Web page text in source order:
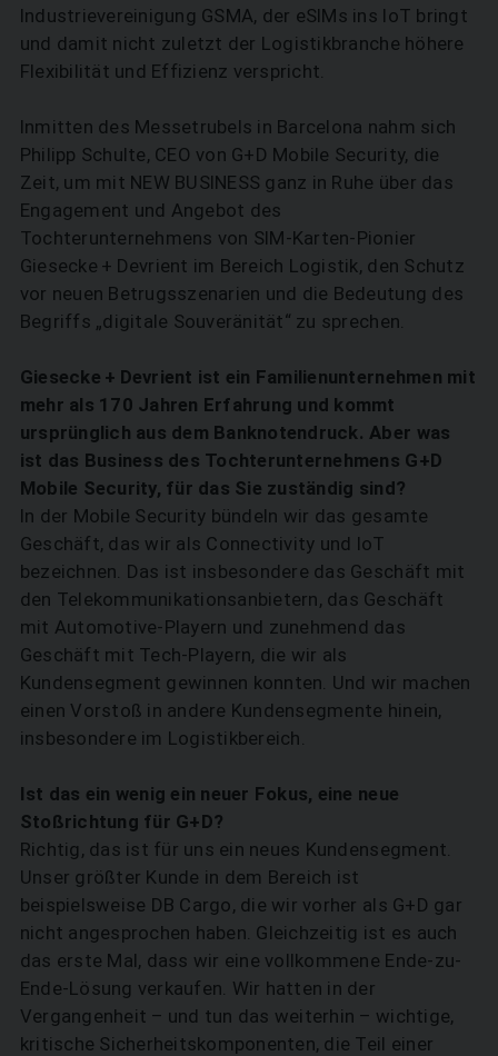
Industrievereinigung GSMA, der eSIMs ins IoT bringt
und damit nicht zuletzt der Logistikbranche höhere
Flexibilität und Effizienz verspricht.
Inmitten des Messetrubels in Barcelona nahm sich
Philipp Schulte, CEO von G+D Mobile Security, die
Zeit, um mit NEW BUSINESS ganz in Ruhe über das
Engagement und Angebot des
Tochterunternehmens von SIM-Karten-Pionier
Giesecke + Devrient im Bereich Logistik, den Schutz
vor neuen Betrugsszenarien und die Bedeutung des
Begriffs „digitale Souveränität“ zu sprechen.
Giesecke + Devrient ist ein Familienunternehmen mit
mehr als 170 Jahren Erfahrung und kommt
ursprünglich aus dem Banknotendruck. Aber was
ist das Business des Tochterunternehmens G+D
Mobile Security, für das Sie zuständig sind?
In der Mobile Security bündeln wir das gesamte
Geschäft, das wir als Connectivity und IoT
bezeichnen. Das ist insbesondere das Geschäft mit
den Telekommunikationsanbietern, das Geschäft
mit Automotive-Playern und zunehmend das
Geschäft mit Tech-Playern, die wir als
Kundensegment gewinnen konnten. Und wir machen
einen Vorstoß in andere Kundensegmente hinein,
insbesondere im Logistikbereich.
Ist das ein wenig ein neuer Fokus, eine neue
Stoßrichtung für G+D?
Richtig, das ist für uns ein neues Kunden­segment.
Unser größter Kunde in dem Bereich ist
beispielsweise DB Cargo, die wir vorher als G+D gar
nicht angesprochen haben. Gleich­zeitig ist es auch
das erste Mal, dass wir eine vollkommene Ende-zu-
Ende-Lösung verkaufen. Wir hatten in der
Vergangenheit – und tun das weiterhin – wichtige,
kritische Sicherheitskomponenten, die Teil einer